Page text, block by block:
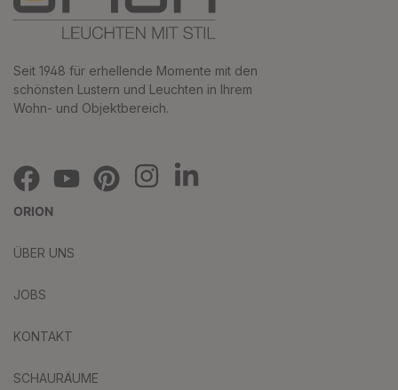
Seit 1948 für erhellende Momente mit den
schönsten Lustern und Leuchten in Ihrem
Wohn- und Objektbereich.
ORION
ÜBER UNS
JOBS
KONTAKT
SCHAURÄUME